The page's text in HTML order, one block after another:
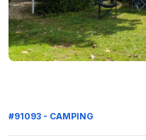
#91093 - CAMPING